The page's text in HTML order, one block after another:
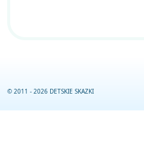
© 2011 - 2026 DETSKIE SKAZKI